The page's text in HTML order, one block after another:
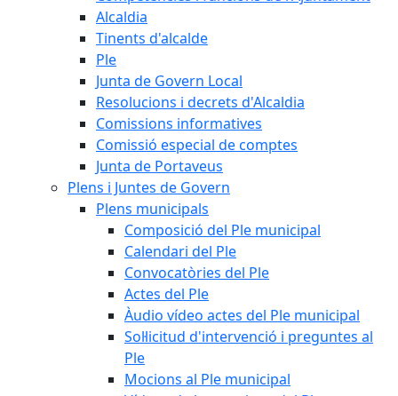
Alcaldia
Tinents d'alcalde
Ple
Junta de Govern Local
Resolucions i decrets d'Alcaldia
Comissions informatives
Comissió especial de comptes
Junta de Portaveus
Plens i Juntes de Govern
Plens municipals
Composició del Ple municipal
Calendari del Ple
Convocatòries del Ple
Actes del Ple
Àudio vídeo actes del Ple municipal
Sol·licitud d'intervenció i preguntes al
Ple
Mocions al Ple municipal